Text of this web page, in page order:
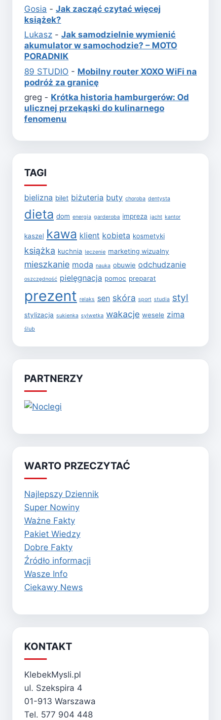
Gosia - Jak zacząć czytać więcej
książek?
Lukasz - Jak samodzielnie wymienić
akumulator w samochodzie? – MOTO
PORADNIK
89 STUDIO - Mobilny router XOXO WiFi na
podróż za granicę
greg - Krótka historia hamburgerów: Od
ulicznej przekąski do kulinarnego
fenomenu
TAGI
bielizna bilet biżuteria buty choroba dentysta
dieta dom energia garderoba impreza jacht kantor
kaszel kawa klient kobieta kosmetyki
książka kuchnia leczenie marketing wizualny
mieszkanie moda nauka obuwie odchudzanie
oszczędność pielęgnacja pomoc preparat
prezent relaks sen skóra sport studia styl
stylizacja sukienka sylwetka wakacje wesele zima
ślub
PARTNERZY
WARTO PRZECZYTAĆ
Najlepszy Dziennik
Super Nowiny
Ważne Fakty
Pakiet Wiedzy
Dobre Fakty
Źródło informacji
Wasze Info
Ciekawy News
KONTAKT
KlebekMysli.pl
ul. Szekspira 4
01-913 Warszawa
Tel. 577 904 448